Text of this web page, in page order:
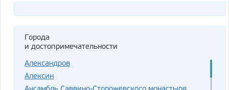
Города
и достопримечательности
Александров
Алексин